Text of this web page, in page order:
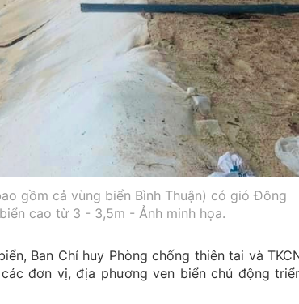
gồm cả vùng biển Bình Thuận) có gió Đông
cao từ 3 - 3,5m - Ảnh minh họa.
Ban Chỉ huy Phòng chống thiên tai và
đơn vị, địa phương ven biển chủ động